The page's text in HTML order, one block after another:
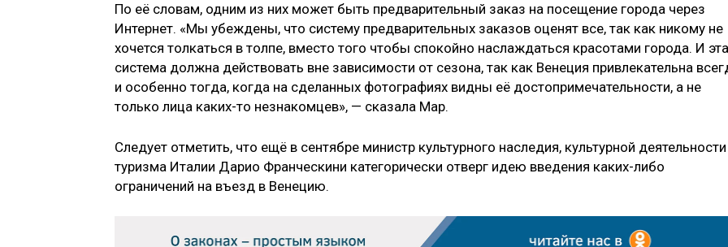
По её словам, одним из них может быть предварительный заказ на посещение города через
Интернет. «Мы убеждены, что систему предварительных заказов оценят все, так как никому не
хочется толкаться в толпе, вместо того чтобы спокойно наслаждаться красотами города. И эта
система должна действовать вне зависимости от сезона, так как Венеция привлекательна
и особенно тогда, когда на сделанных фотографиях видны её достопримечательности, а не
только лица каких-то незнакомцев», — сказала Мар.
Следует отметить, что ещё в сентябре министр культурного наследия, культурной
туризма Италии Дарио Франческини категорически отверг идею введения каких-либо
ограничений на въезд в Венецию.